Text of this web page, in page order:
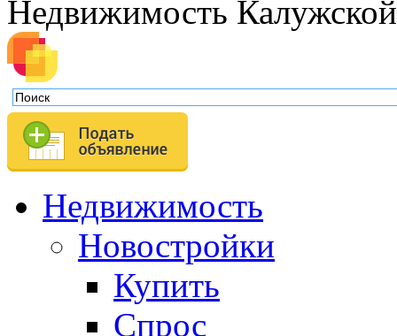
Недвижимость
Недвижимость
Новостройки
Купить
Спрос